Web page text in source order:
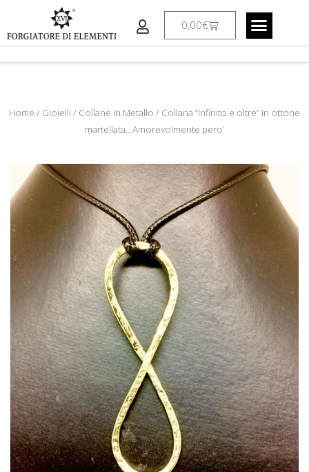
contenuto
0,00€Carrello
Home / Gioielli / Collane in Metallo / Collana “Infinito e oltre” in ottone
martellata…Amorevolmente pero’